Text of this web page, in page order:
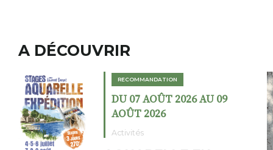
A DÉCOUVRIR
RECOMMANDATION
DU 02 AOÛT 2026 AU 23
AOÛT 2026